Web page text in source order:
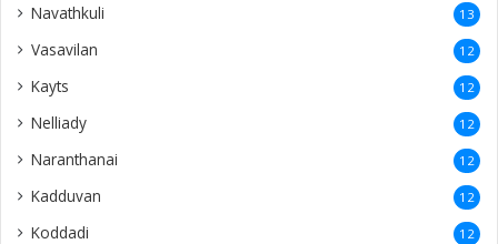
Navathkuli 13
Vasavilan 12
Kayts 12
Nelliady 12
Naranthanai 12
Kadduvan 12
Koddadi 12